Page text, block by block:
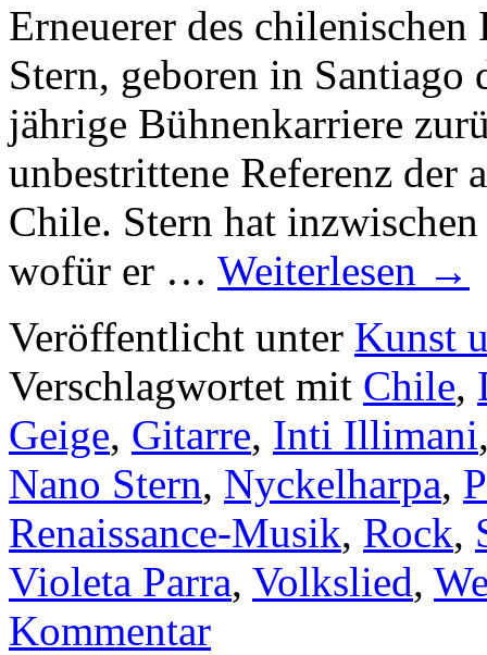
Erneuerer des
Stern, geboren in
jährige Bühnenkarriere
unbestrittene Referenz
Chile. Stern hat
wofür er … Weiterlesen →
Veröffentlicht unter Kunst
Verschlagwortet mit Chile,
Geige, Gitarre, Inti Illimani
Nano Stern, Nyckelharpa,
Renaissance-Musik, Rock,
Violeta Parra, Volkslied,
Kommentar